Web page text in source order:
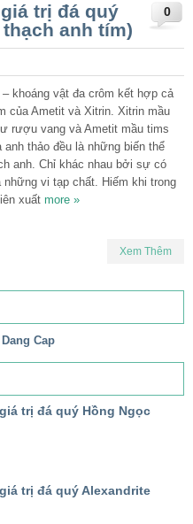
0
trị đá quý
anh tím)
– khoáng vật đa crôm kết hợp cả
của Ametit và Xitrin. Xitrin mầu
rượu vang và Ametit mầu tims
anh thảo đều là những biến thể
anh. Chỉ khác nhau bởi sự có
những vi tạp chất. Hiếm khi trong
xuất more »
Xem Thêm
trị đá quý Hồng Ngọc
trị đá quý Alexandrite